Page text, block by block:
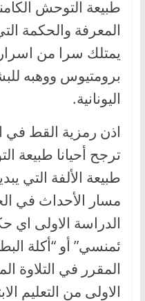
طبيعة التوحش
المعرفة والحكمة
يمتلك سرا من
برومتيوس ووهبه
اليونانية.
اذن رمزية القط في
ترجح أحيانا طبيعة
طبيعة الألفة التي
مسار الأحداث في
الدراسة الاولى اي
ئمنسي” أو “أكلة
المقرر في التلاوة
الاولى من التعليم